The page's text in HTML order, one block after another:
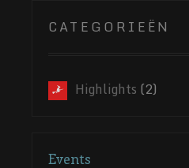
CATEGORIEËN
Highlights (2)
Events